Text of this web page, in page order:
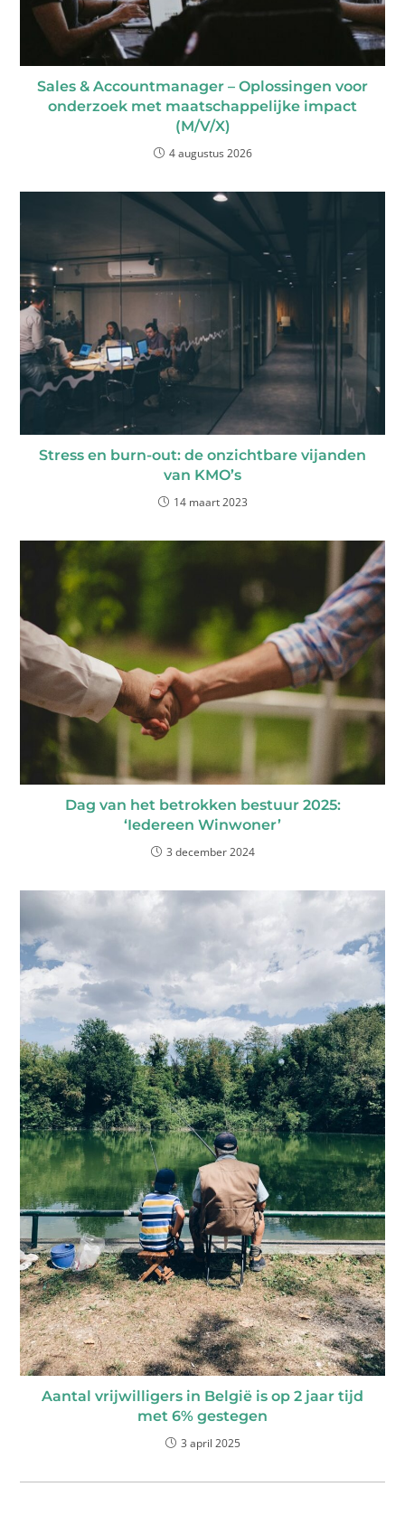
Sales & Accountmanager – Oplossingen voor
onderzoek met maatschappelijke impact
(M/V/X)
4 augustus 2026
Stress en burn-out: de onzichtbare vijanden
van KMO’s
14 maart 2023
Dag van het betrokken bestuur 2025:
‘Iedereen Winwoner’
3 december 2024
Aantal vrijwilligers in België is op 2 jaar tijd
met 6% gestegen
3 april 2025